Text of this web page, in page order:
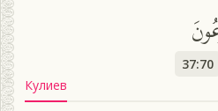
37:70
Кулиев